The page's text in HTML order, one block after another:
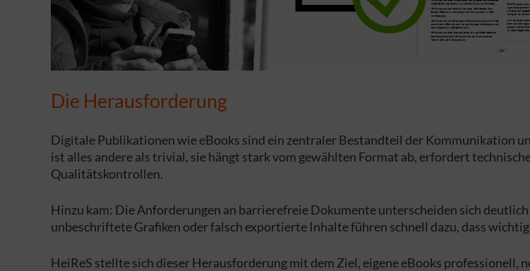
Die Herausforderung
Digitale Publikationen wie eBooks sind ein zentraler Bestandteil der Kommunikation
ist alles andere als trivial, sie hängt stark vom gewählten Format ab, erfordert
Qualitätskontrollen.
Hinzu kam: Die Anforderungen an barrierefreie Dokumente unterscheiden sich
unbeschriftete Grafiken oder falsch exportierte Inhalte führen schnell dazu, dass
HeiReS stellte sich dieser Herausforderung mit dem Ziel, eigene eBooks